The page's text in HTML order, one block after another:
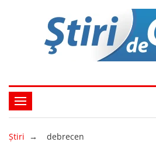
Ştiri → debrecen